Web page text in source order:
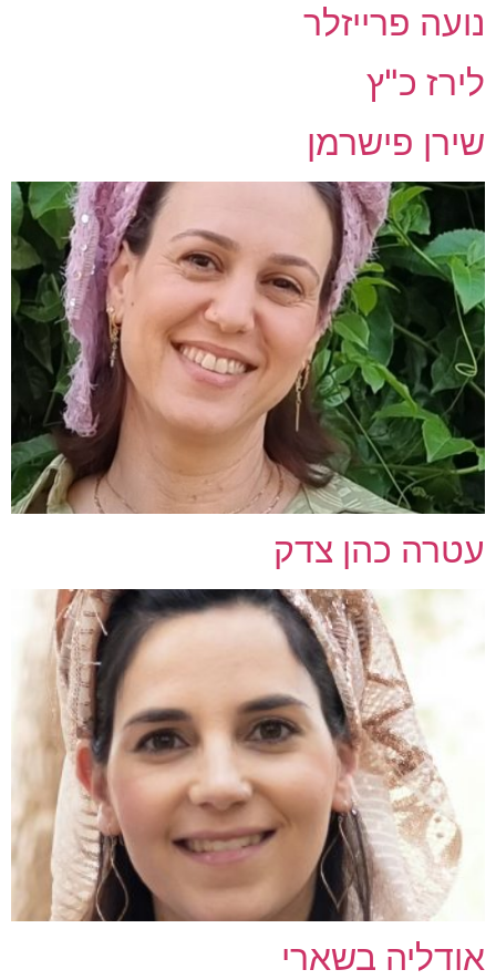
נועה פרייזלר
לירז כ"ץ
שירן פישרמן
עטרה כהן צדק
אודליה בשארי